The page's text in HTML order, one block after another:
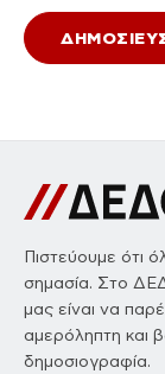
Πιστεύουμε ότι
σημασία. Στο
μας είναι να
αμερόληπτη και
δημοσιογραφία.